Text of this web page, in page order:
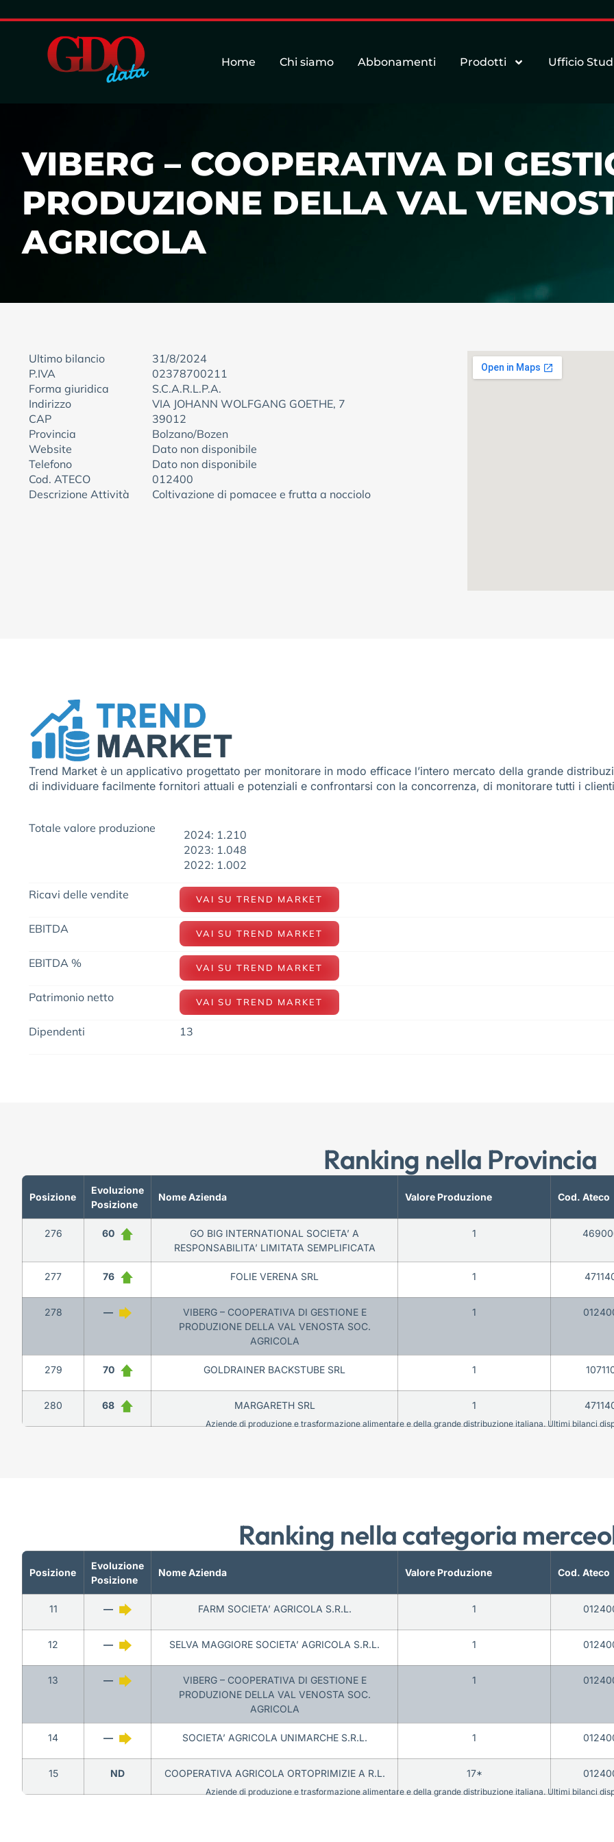
Home Chi siamo Abbonamenti Prodotti Ufficio
VIBERG – COOPERATIVA DI
PRODUZIONE DELLA VAL
AGRICOLA
Ultimo bilancio
31/8/2024
P.IVA
02378700211
Forma giuridica
S.C.A.R.L.P.A.
Indirizzo
VIA JOHANN WOLFGANG GOETHE, 7
CAP
39012
Provincia
Bolzano/Bozen
Website
Dato non disponibile
Telefono
Dato non disponibile
Cod. ATECO
012400
Descrizione Attività
Coltivazione di pomacee e frutta a nocciolo
Trend Market è un applicativo progettato per monitorare in modo efficace l’intero mercato della grande
di individuare facilmente fornitori attuali e potenziali e confrontarsi con la concorrenza, di monitorare tutti i
Totale valore produzione
2024: 1.210
2023: 1.048
2022: 1.002
Ricavi delle vendite VAI SU TREND MARKET
EBITDA VAI SU TREND MARKET
EBITDA % VAI SU TREND MARKET
Patrimonio netto VAI SU TREND MARKET
Dipendenti 13
Ranking nella Provincia
Posizione
Evoluzione
Posizione
Nome Azienda Valore Produzione Cod. Ateco
276 60
GO BIG INTERNATIONAL SOCIETA’ A
RESPONSABILITA’ LIMITATA SEMPLIFICATA
1
277 76 FOLIE VERENA SRL 1
278 —
VIBERG – COOPERATIVA DI GESTIONE E
PRODUZIONE DELLA VAL VENOSTA SOC.
AGRICOLA
1
279 70 GOLDRAINER BACKSTUBE SRL 1
280 68 MARGARETH SRL 1
Aziende di produzione e trasformazione alimentare e della grande distribuzione italiana. Ultimi bilanci
Ranking nella categoria
Posizione
Evoluzione
Posizione
Nome Azienda Valore Produzione Cod. Ateco
11 — FARM SOCIETA’ AGRICOLA S.R.L. 1
12 — SELVA MAGGIORE SOCIETA’ AGRICOLA S.R.L. 1
13 —
VIBERG – COOPERATIVA DI GESTIONE E
PRODUZIONE DELLA VAL VENOSTA SOC.
AGRICOLA
1
14 — SOCIETA’ AGRICOLA UNIMARCHE S.R.L. 1
15 ND COOPERATIVA AGRICOLA ORTOPRIMIZIE A R.L. 17*
Aziende di produzione e trasformazione alimentare e della grande distribuzione italiana. Ultimi bilanci